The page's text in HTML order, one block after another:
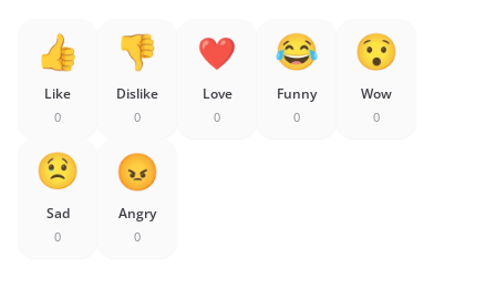
Like
0
Dislike
0
Love
0
Funny
0
Wow
0
Sad
0
Angry
0